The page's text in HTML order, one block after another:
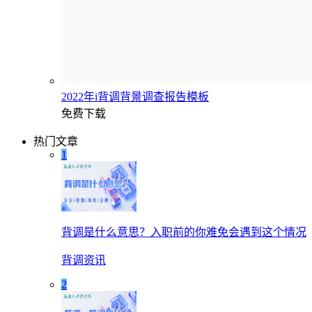
2022年i背调背景调查报告模板
免费下载
热门文章
1
背调是什么意思？入职前的你难免会遇到这个情况
背调资讯
2